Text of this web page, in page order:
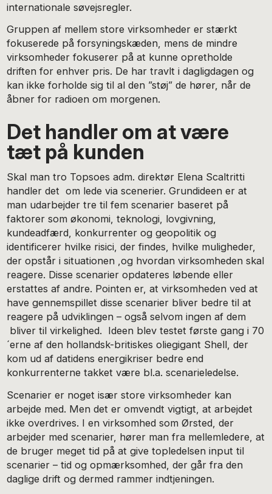
internationale søvejsregler.
Gruppen af mellem store virksomheder er stærkt
fokuserede på forsyningskæden, mens de mindre
virksomheder fokuserer på at kunne opretholde
driften for enhver pris. De har travlt i dagligdagen og
kan ikke forholde sig til al den ”støj” de hører, når de
åbner for radioen om morgenen.
Det handler om at være
tæt på kunden
Skal man tro Topsoes adm. direktør Elena Scaltritti
handler det om lede via scenerier. Grundideen er at
man udarbejder tre til fem scenarier baseret på
faktorer som økonomi, teknologi, lovgivning,
kundeadfærd, konkurrenter og geopolitik og
identificerer hvilke risici, der findes, hvilke muligheder,
der opstår i situationen ,og hvordan virksomheden skal
reagere. Disse scenarier opdateres løbende eller
erstattes af andre. Pointen er, at virksomheden ved at
have gennemspillet disse scenarier bliver bedre til at
reagere på udviklingen – også selvom ingen af dem
bliver til virkelighed. Ideen blev testet første gang i 70
´erne af den hollandsk-britiskes oliegigant Shell, der
kom ud af datidens energikriser bedre end
konkurrenterne takket være bl.a. scenarieledelse.
Scenarier er noget især store virksomheder kan
arbejde med. Men det er omvendt vigtigt, at arbejdet
ikke overdrives. I en virksomhed som Ørsted, der
arbejder med scenarier, hører man fra mellemledere, at
de bruger meget tid på at give topledelsen input til
scenarier – tid og opmærksomhed, der går fra den
daglige drift og dermed rammer indtjeningen.